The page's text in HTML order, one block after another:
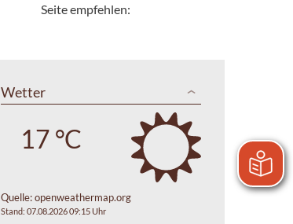
Seite empfehlen:
Wetter
17 °C
Quelle:openweathermap.org
Stand: 07.08.2026 09:15 Uhr